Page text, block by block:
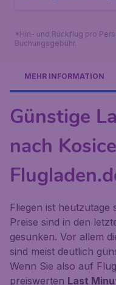
*Hin- und Rückflug pro
Buchungsgebühr.
MEHR INFORMATION
Günstige
nach
Fliegen ist heutzutage
Preise sind in den
gesunken. Vor allem
sind meist deutlich
Wenn Sie also auf
preiswerten Last